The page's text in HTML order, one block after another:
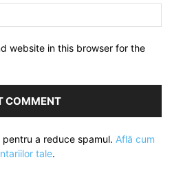
website in this browser for the
a reduce spamul. Află cum
tale.